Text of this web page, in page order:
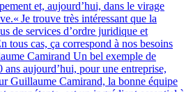
et, aujourd’hui, dans le virage
Je trouve très intéressant que la
de services d’ordre juridique et
tous cas, ça correspond à nos besoins
Camirand Un bel exemple de
aujourd’hui, pour une entreprise,
Guillaume Camirand, la bonne équipe